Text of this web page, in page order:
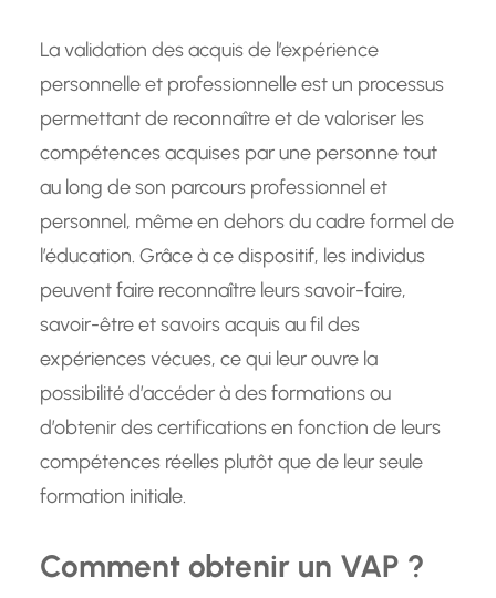
La validation des acquis de l’expérience
personnelle et professionnelle est un processus
permettant de reconnaître et de valoriser les
compétences acquises par une personne tout
au long de son parcours professionnel et
personnel, même en dehors du cadre formel de
l’éducation. Grâce à ce dispositif, les individus
peuvent faire reconnaître leurs savoir-faire,
savoir-être et savoirs acquis au fil des
expériences vécues, ce qui leur ouvre la
possibilité d’accéder à des formations ou
d’obtenir des certifications en fonction de leurs
compétences réelles plutôt que de leur seule
formation initiale.
Comment obtenir un VAP ?